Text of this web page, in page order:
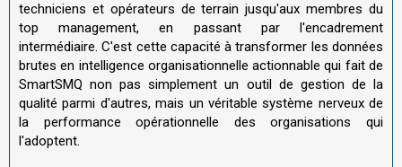
techniciens et opérateurs de terrain jusqu'aux membres du
top management, en passant par l'encadrement
intermédiaire. C'est cette capacité à transformer les données
brutes en intelligence organisationnelle actionnable qui fait de
SmartSMQ non pas simplement un outil de gestion de la
qualité parmi d'autres, mais un véritable système nerveux de
la performance opérationnelle des organisations qui
l'adoptent.